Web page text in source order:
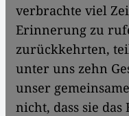
verbrachte viel
Erinnerung zu
zurückkehrten,
unter uns zehn
unser
nicht, dass sie das